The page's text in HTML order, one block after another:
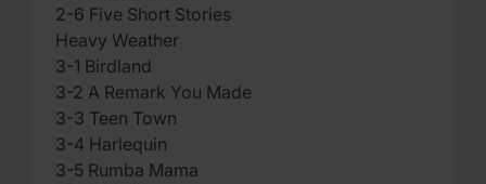
2-6 Five Short Stories
Heavy Weather
3-1 Birdland
3-2 A Remark You Made
3-3 Teen Town
3-4 Harlequin
3-5 Rumba Mama